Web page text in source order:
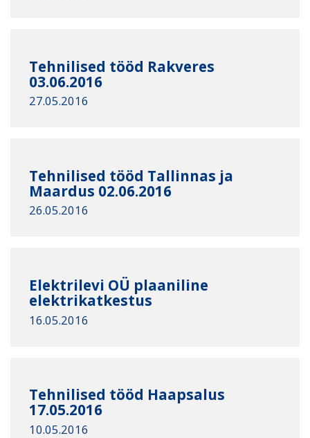
Tehnilised tööd Rakveres
03.06.2016
27.05.2016
Tehnilised tööd Tallinnas ja
Maardus 02.06.2016
26.05.2016
Elektrilevi OÜ plaaniline
elektrikatkestus
16.05.2016
Tehnilised tööd Haapsalus
17.05.2016
10.05.2016